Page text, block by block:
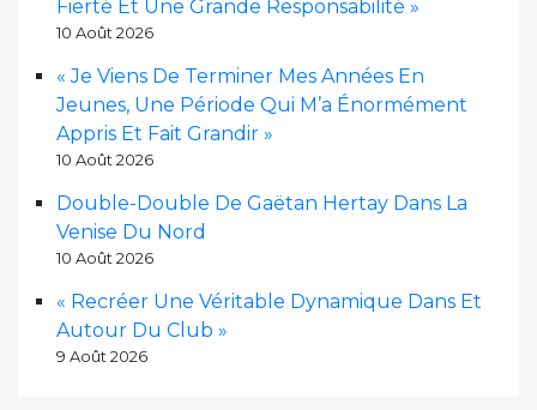
Fierté Et Une Grande Responsabilité »
10 Août 2026
« Je Viens De Terminer Mes Années En
Jeunes, Une Période Qui M’a Énormément
Appris Et Fait Grandir »
10 Août 2026
Double-Double De Gaëtan Hertay Dans La
Venise Du Nord
10 Août 2026
« Recréer Une Véritable Dynamique Dans Et
Autour Du Club »
9 Août 2026